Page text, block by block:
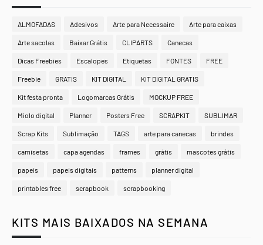
ALMOFADAS Adesivos Arte para Necessaire Arte para caixas
Arte sacolas Baixar Grátis CLIPARTS Canecas
Dicas Freebies Escalopes Etiquetas FONTES FREE
Freebie GRATIS KIT DIGITAL KIT DIGITAL GRATIS
Kit festa pronta Logomarcas Grátis MOCKUP FREE
Miolo digital Planner Posters Free SCRAPKIT SUBLIMAR
Scrap Kits Sublimação TAGS arte para canecas brindes
camisetas capa agendas frames grátis mascotes grátis
papeis papeis digitais patterns planner digital
printables free scrapbook scrapbooking
KITS MAIS BAIXADOS NA SEMANA